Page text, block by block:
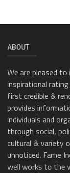
ABOUT
We are pleased
inspirational rating
first credible &
provides
individuals and
through social,
cultural & variety
unnoticed. Fame
well works to the